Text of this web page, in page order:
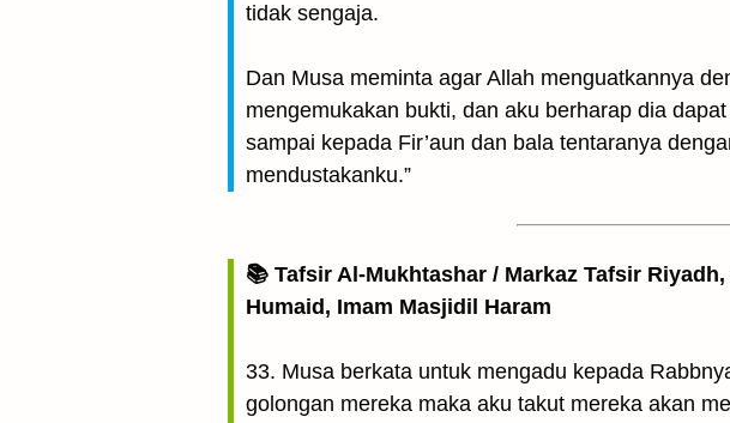
tidak sengaja.
Dan Musa meminta agar Allah menguatkannya
mengemukakan bukti, dan aku berharap dia
sampai kepada Fir’aun dan bala tentaranya
mendustakanku.”
📚 Tafsir Al-Mukhtashar / Markaz Tafsir
Humaid, Imam Masjidil Haram
33. Musa berkata untuk mengadu kepada
golongan mereka maka aku takut mereka akan